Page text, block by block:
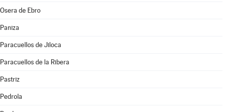
Osera de Ebro
Paniza
Paracuellos de Jiloca
Paracuellos de la Ribera
Pastriz
Pedrola